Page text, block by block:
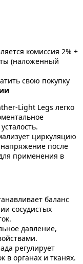
комиссия 2% +
(наложенный
свою покупку
Light Legs легко
циркуляцию
после
применения в
баланс
сосудистых
давление,
регулирует
в органах и тканях.